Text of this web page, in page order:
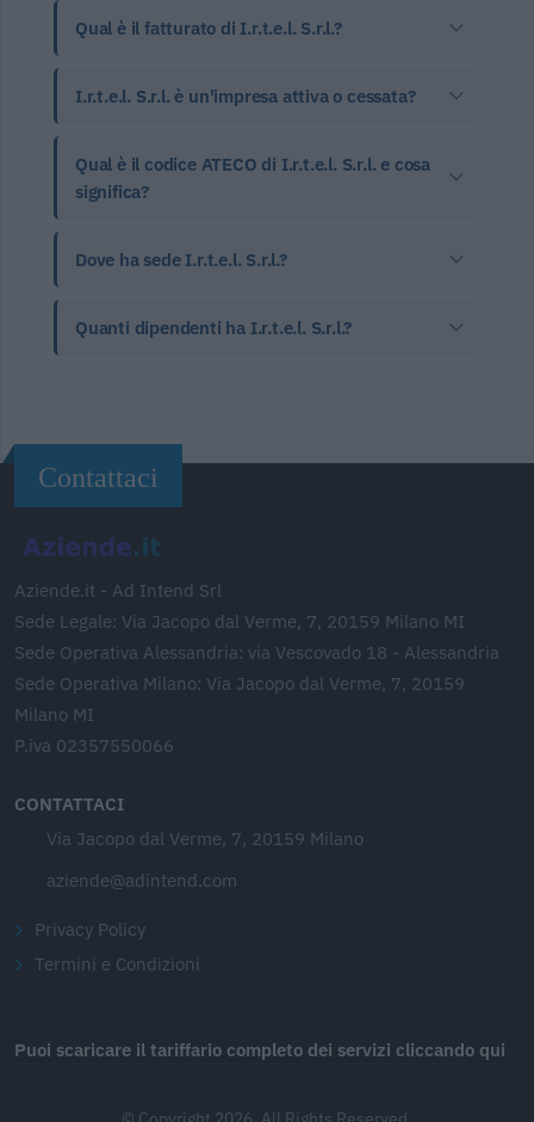
Qual è il fatturato di I.r.t.e.l. S.r.l.?
I.r.t.e.l. S.r.l. è un'impresa attiva o cessata?
Qual è il codice ATECO di I.r.t.e.l. S.r.l. e cosa
significa?
Dove ha sede I.r.t.e.l. S.r.l.?
Quanti dipendenti ha I.r.t.e.l. S.r.l.?
Contattaci
Aziende.it - Ad Intend Srl
Sede Legale: Via Jacopo dal Verme, 7, 20159 Milano MI
Sede Operativa Alessandria: via Vescovado 18 - Alessandria
Sede Operativa Milano: Via Jacopo dal Verme, 7, 20159
Milano MI
P.iva 02357550066
CONTATTACI
Via Jacopo dal Verme, 7, 20159 Milano
aziende@adintend.com
Privacy Policy
Termini e Condizioni
Puoi scaricare il tariffario completo dei servizi cliccando qui